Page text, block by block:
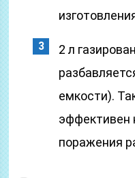
2 л
емкости).
эффективен
поражения